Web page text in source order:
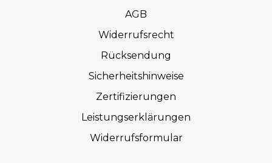
AGB
Widerrufsrecht
Rücksendung
Sicherheitshinweise
Zertifizierungen
Leistungserklärungen
Widerrufsformular